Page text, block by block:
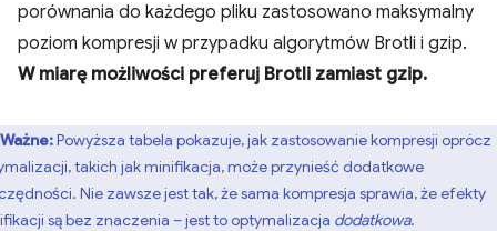
porównania do każdego pliku zastosowano maksymalny
poziom kompresji w przypadku algorytmów Brotli i gzip.
W miarę możliwości preferuj Brotli zamiast gzip.
Ważne:Powyższa tabela pokazuje, jak zastosowanie kompresji oprócz
takich jak minifikacja, może przynieść dodatkowe
Nie zawsze jest tak, że sama kompresja sprawia, że efekty
są bez znaczenia – jest to optymalizacja dodatkowa.